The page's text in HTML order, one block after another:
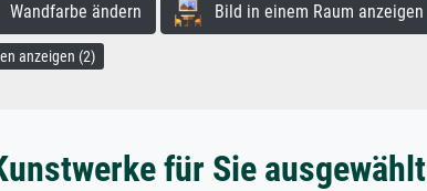
ändern Bild in einem Raum anzeigen
anzeigen (2)
für Sie ausgewählt